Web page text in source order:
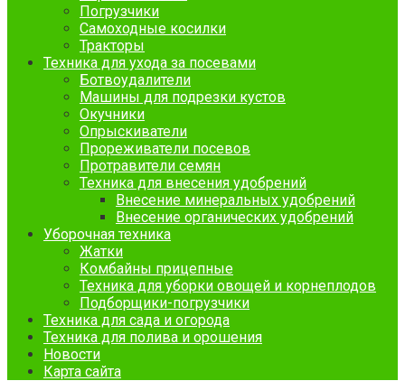
Погрузчики
Самоходные косилки
Тракторы
Техника для ухода за посевами
Ботвоудалители
Машины для подрезки кустов
Окучники
Опрыскиватели
Прореживатели посевов
Протравители семян
Техника для внесения удобрений
Внесение минеральных удобрений
Внесение органических удобрений
Уборочная техника
Жатки
Комбайны прицепные
Техника для уборки овощей и корнеплодов
Подборщики-погрузчики
Техника для сада и огорода
Техника для полива и орошения
Новости
Карта сайта